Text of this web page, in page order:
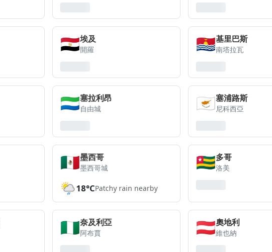
🇪🇬埃及
開羅 🇰🇮基里巴斯
南塔拉瓦
🇸🇱塞拉利昂
自由城 🇨🇾塞浦路斯
尼科西亞
🇲🇽墨西哥
墨西哥城
18°CPatchy rain nearby
🇹🇬多哥
洛美
🇳🇬奈及利亞
阿布賈 🇦🇹奧地利
維也納